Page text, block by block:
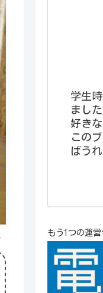
学生
ました
好き
この
ばう
もう1つの運